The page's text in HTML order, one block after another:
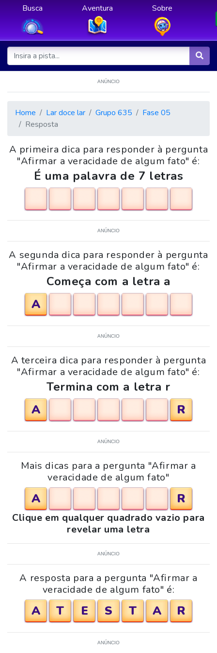
Busca Aventura Sobre
ANÚNCIO
Home Lar doce lar Grupo 635
Fase 05
Resposta
A primeira dica para responder à pergunta
"Afirmar a veracidade de algum fato" é:
É uma palavra de 7 letras
ANÚNCIO
A segunda dica para responder à pergunta
"Afirmar a veracidade de algum fato" é:
Começa com a letra a
A
ANÚNCIO
A terceira dica para responder à pergunta
"Afirmar a veracidade de algum fato" é:
Termina com a letra r
A
R
ANÚNCIO
Mais dicas para a pergunta "Afirmar a
veracidade de algum fato"
A R
Clique em qualquer quadrado vazio para
revelar uma letra
ANÚNCIO
A resposta para a pergunta "Afirmar a
veracidade de algum fato" é:
A T E S T A R
ANÚNCIO